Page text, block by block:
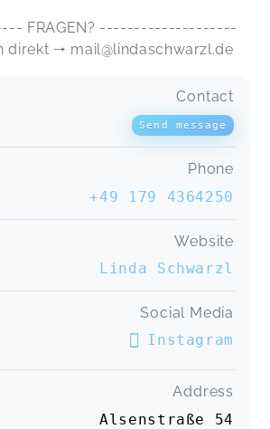
FRAGEN? --------------------
direkt 🠒 mail@lindaschwarzl.de
Contact
Send message
Phone
+49 179 4364250
Website
Linda Schwarzl
Social Media
Instagram
Address
Alsenstraße 54